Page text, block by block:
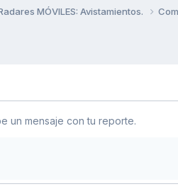
MÓVILES: Avistamientos.
un mensaje con tu reporte.